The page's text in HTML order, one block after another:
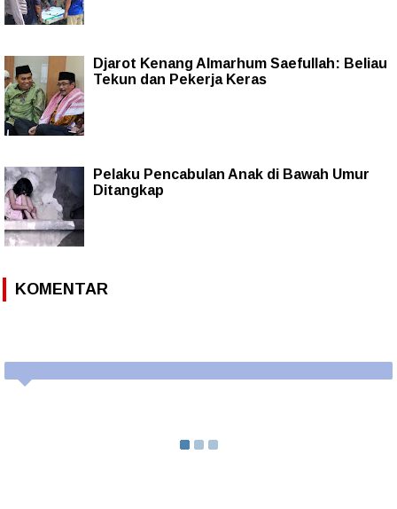
Djarot Kenang Almarhum Saefullah: Beliau
Tekun dan Pekerja Keras
Pelaku Pencabulan Anak di Bawah Umur
Ditangkap
KOMENTAR